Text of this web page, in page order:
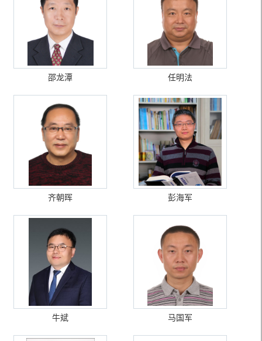
邵龙潭 任明法
齐朝晖 彭海军
牛斌 马国军